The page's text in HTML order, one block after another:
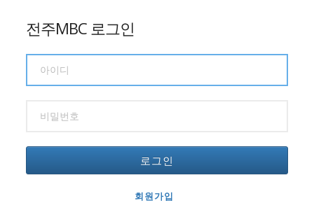
전주MBC 로그인
로그인
회원가입